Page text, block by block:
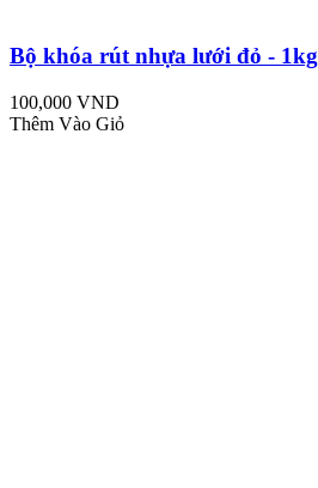
Bộ khóa rút nhựa lưới đỏ - 1kg
100,000 VND
Thêm Vào Giỏ